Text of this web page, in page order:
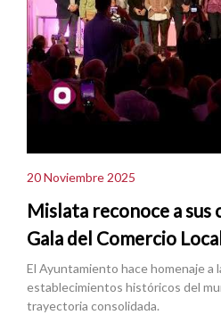
20 Noviembre 2025
Mislata reconoce a sus
Gala del Comercio
El Ayuntamiento hace homenaje a
establecimientos históricos del
trayectoria consolidada.